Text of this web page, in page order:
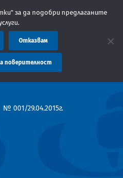
Пловдив
№ 001/29.04.2015г.
за да подобри предлаганите
Отказвам
поверителност